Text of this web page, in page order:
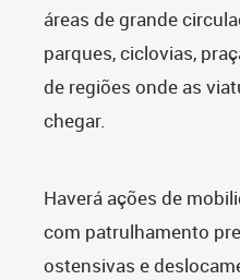
áreas de grande
parques, ciclovias,
de regiões onde as
chegar.
Haverá ações de
com patrulhamento
ostensivas e